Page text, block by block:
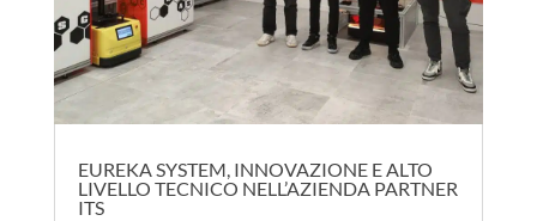
EUREKA SYSTEM, INNOVAZIONE E ALTO
LIVELLO TECNICO NELL’AZIENDA PARTNER
ITS